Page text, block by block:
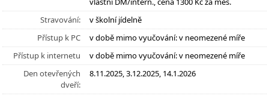
Stravování:
v školní jídelně
Přístup k PC
v době mimo vyučování: v neomezené míře
Přístup k internetu
v době mimo vyučování: v neomezené míře
Den otevřených
dveří:
8.11.2025, 3.12.2025, 14.1.2026